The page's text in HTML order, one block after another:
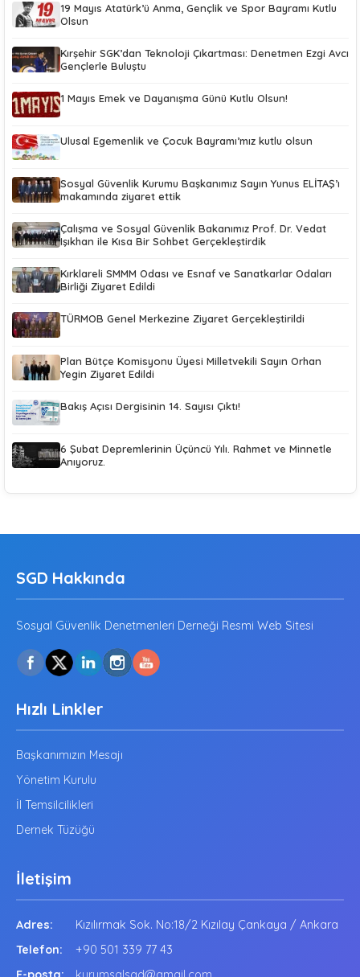
19 Mayıs Atatürk’ü Anma, Gençlik ve Spor Bayramı Kutlu
Olsun
Kırşehir SGK’dan Teknoloji Çıkartması: Denetmen Ezgi Avcı
Gençlerle Buluştu
1 Mayıs Emek ve Dayanışma Günü Kutlu Olsun!
Ulusal Egemenlik ve Çocuk Bayramı’mız kutlu olsun
Sosyal Güvenlik Kurumu Başkanımız Sayın Yunus ELİTAŞ’ı
makamında ziyaret ettik
Çalışma ve Sosyal Güvenlik Bakanımız Prof. Dr. Vedat
Işıkhan ile Kısa Bir Sohbet Gerçekleştirdik
Kırklareli SMMM Odası ve Esnaf ve Sanatkarlar Odaları
Birliği Ziyaret Edildi
TÜRMOB Genel Merkezine Ziyaret Gerçekleştirildi
Plan Bütçe Komisyonu Üyesi Milletvekili Sayın Orhan
Yegin Ziyaret Edildi
Bakış Açısı Dergisinin 14. Sayısı Çıktı!
6 Şubat Depremlerinin Üçüncü Yılı. Rahmet ve Minnetle
Anıyoruz.
SGD Hakkında
Sosyal Güvenlik Denetmenleri Derneği Resmi Web Sitesi
Hızlı Linkler
Başkanımızın Mesajı
Yönetim Kurulu
İl Temsilcilikleri
Dernek Tüzüğü
İletişim
Adres:
Kızılırmak Sok. No:18/2 Kızılay Çankaya / Ankara
Telefon:
+90 501 339 77 43